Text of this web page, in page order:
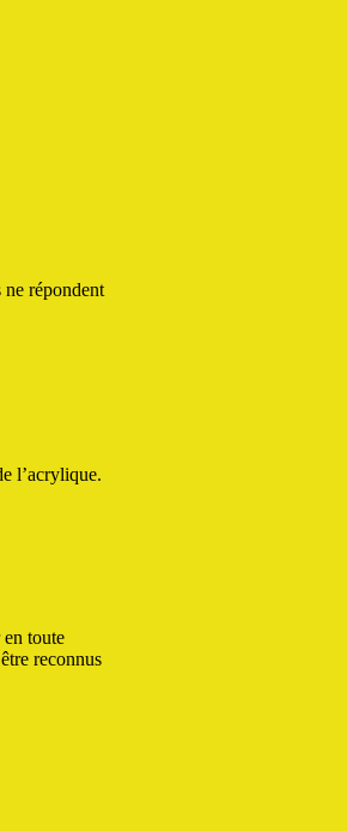
répondent
l’acrylique.
en toute
reconnus